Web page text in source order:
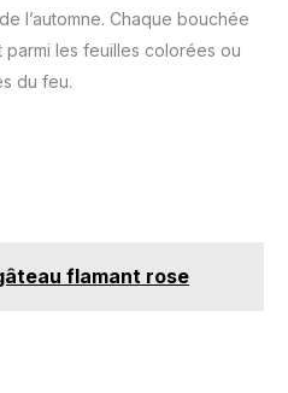
l’automne. Chaque bouchée
les feuilles colorées ou
du feu.
flamant rose